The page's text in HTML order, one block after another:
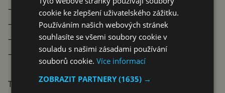
– 90W wired charging
– Leica optics
– IP68 rating
– inhouse chips
Thoughts?
cookie ke zlepšení uživatelského zážitku.
Používáním našich webových stránek
souhlasíte se všemi soubory cookie v
souladu s našimi zásadami používání
souborů cookie.Více informací
ZOBRAZIT PARTNERY(1635) →